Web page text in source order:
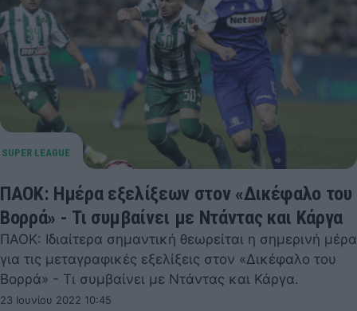
ΠΑΟΚ: Ημέρα εξελίξεων στον «Δικέφαλο του
Βορρά» - Τι συμβαίνει με Ντάντας και Κάργα
ΠΑΟΚ: Ιδιαίτερα σημαντική θεωρείται η σημερινή μέρα
για τις μεταγραφικές εξελίξεις στον «Δικέφαλο του
Βορρά» - Τι συμβαίνει με Ντάντας και Κάργα.
23 Ιουνίου 2022 10:45